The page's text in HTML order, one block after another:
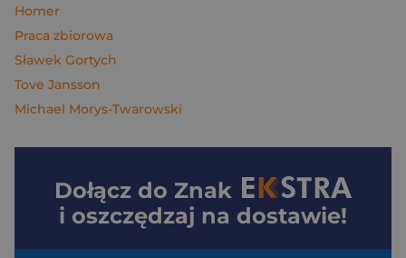
Homer
Praca zbiorowa
Sławek Gortych
Tove Jansson
Michael Morys-Twarowski
Dołącz do Znak
i oszczędzaj na dostawie!